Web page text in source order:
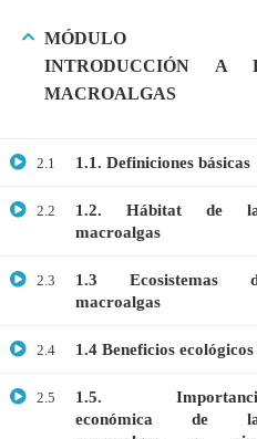
MÓDULO
INTRODUCCIÓN A
MACROALGAS
2.1 1.1. Definiciones básicas
2.2
1.2. Hábitat de
macroalgas
2.3
1.3 Ecosistemas
macroalgas
2.4 1.4 Beneficios ecológicos
2.5
1.5.
económica de
PROTEÓMICA
$20.00$10.00
$25.00$10.00